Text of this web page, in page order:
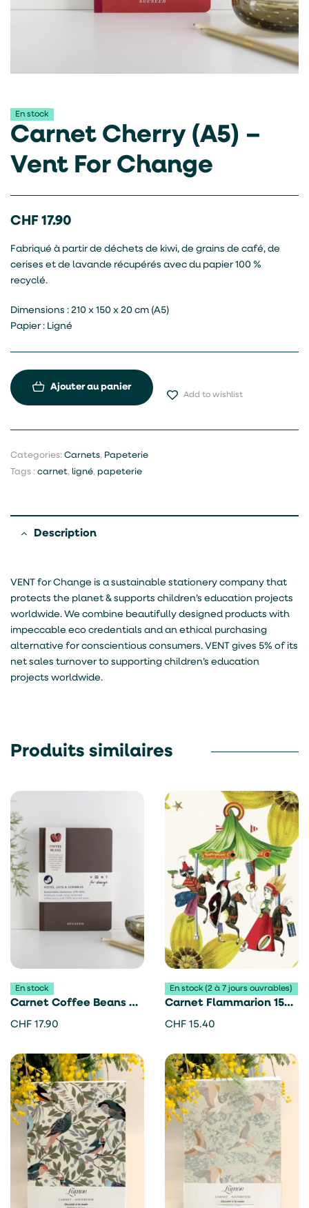
En stock
Carnet Cherry (A5) –
Vent For Change
CHF 17.90
Fabriqué à partir de déchets de kiwi, de grains de café, de
cerises et de lavande récupérés avec du papier 100 %
recyclé.
Dimensions : 210 x 150 x 20 cm (A5)
Papier : Ligné
Ajouter au panier
Add to wishlist
Categories: Carnets, Papeterie
Tags : carnet, ligné, papeterie
Description
VENT for Change is a sustainable stationery company that
protects the planet & supports children’s education projects
worldwide. We combine beautifully designed products with
impeccable eco credentials and an ethical purchasing
alternative for conscientious consumers. VENT gives 5% of its
net sales turnover to supporting children’s education
projects worldwide.
Produits similaires
En stock
Carnet Coffee Beans –
Vent For Change
CHF 17.90
En stock (2 à 7 jours ouvrables)
Carnet Flammarion 150
ans – Les jolies planches
CHF 15.40